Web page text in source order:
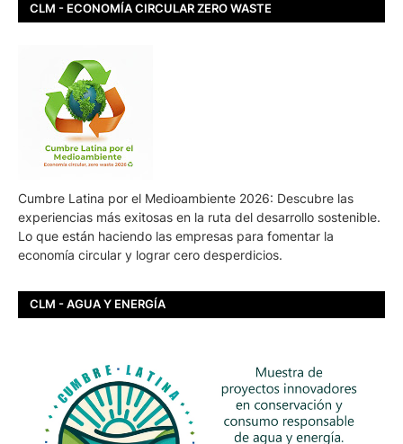
CLM - ECONOMÍA CIRCULAR ZERO WASTE
Cumbre Latina por el Medioambiente 2026: Descubre las
experiencias más exitosas en la ruta del desarrollo sostenible.
Lo que están haciendo las empresas para fomentar la
economía circular y lograr cero desperdicios.
CLM - AGUA Y ENERGÍA